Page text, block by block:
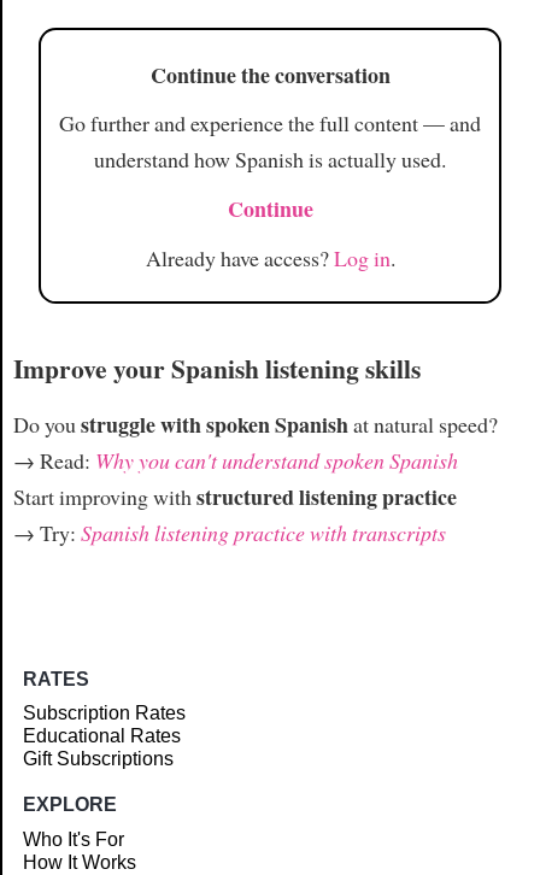
Continue the conversation
Go further and experience the full content — and
understand how Spanish is actually used.
Continue
Already have access?Log in.
Improve your Spanish listening skills
Do youstruggle with spoken Spanishat natural speed?
→ Read: Why you can't understand spoken Spanish
Start improving withstructured listening practice
→ Try: Spanish listening practice with transcripts
RATES
Subscription Rates
Educational Rates
Gift Subscriptions
EXPLORE
Who It's For
How It Works